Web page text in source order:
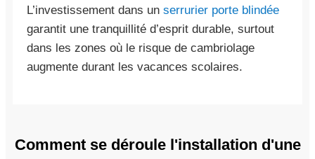
L’investissement dans un serrurier porte blindée
garantit une tranquillité d’esprit durable, surtout
dans les zones où le risque de cambriolage
augmente durant les vacances scolaires.
Comment se déroule l'installation d'une